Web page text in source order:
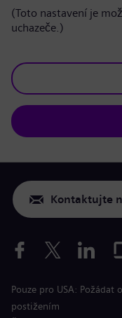
(Toto nastavení je
uchazeče.)
Kontaktujte
Pouze pro USA:
postižením